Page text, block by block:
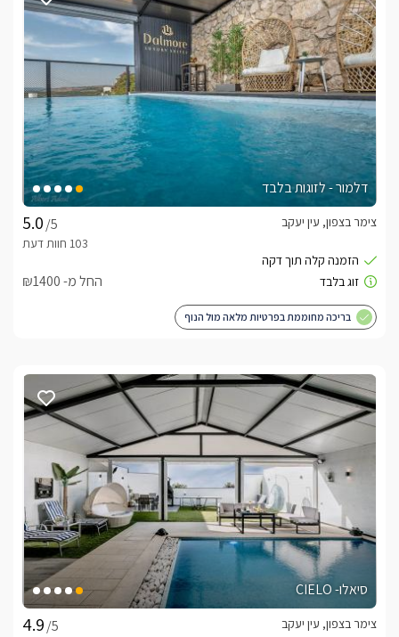
אינטימית וזוגית. בסוויטה המרווחת שני חדרי שינה,  ושני חדרי רחצה
מעוצבים,  בכל חדר תהנו ממיטה זוגית מפנקת, מסך LCD חדשני
עם טכנולוגיית SMART TV, מטבח גדול ומאובזר קומפלט, פינת
ישיבה מלכותית, חדר רחצה זוגי הכולל כיור זוגי ומקלחון ראש גשם
כפול וחדר ילדים נפרד ומאובזר היטב.במתחם החוץ הפרטי תיהנו
מבריכת שחייה בנויה(מחוממת ומקורה בחורף) בעלת רצפת פסיפס
וחלוקי נחל, מיטות שיזוף, מסך LCD, פינות ישיבה, פינת ברביקיו עם
כיור עבודה צמוד וג'קוזי ספא מקצועי היושב על קו הנוף.
כלול באירוח
בקבוק יין משובח, קפסולות, חלב, עוגיות פריכות, שוקולדים
ריחניים.עיסוייםבתוספת תשלום תוכלו ליהנות מטיפולי ספא מפנקים
בתיאום מראש תוכלו ליהנות מארוחת בוקר עשירה ומפנקת
ומארוחות שף מגוונות היוגשו אליכם ישירות לסוויטה.
לצפייה במדיניות ותנאי הזמנה -לחצו כאן
לידיעתכם, הפרטים המוצגים באתר: התפוסה המחירים והמבצעים
מעודכנים ומאומתים. תוכלו לבדוק ולבצע הזמנה באהבה רבה ♥
לפרטים נוספים או שאלות אנחנו פה לשירותכם
בברכה, רינה -052-9171892
לצפייה באטרקציות ומסעדות בקרבת סגול - סוויטת
יוקרה - לחצו כאן
דלמור - לזוגות בלבד
/5
צימר בצפון, עין יעקב
החל מ- ₪1400
בריכה מחוממת בפרטיות מלאה מול הנוף
סיאלו- CIELO
/5
צימר בצפון, עין יעקב